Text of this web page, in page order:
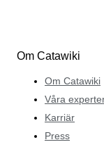
Om Catawiki
Om Catawiki
Våra
Karriär
Press